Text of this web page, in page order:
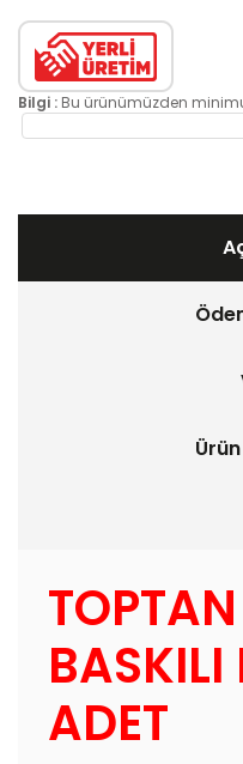
Bilgi : Bu ürünümüzden
BASKILI
ADET